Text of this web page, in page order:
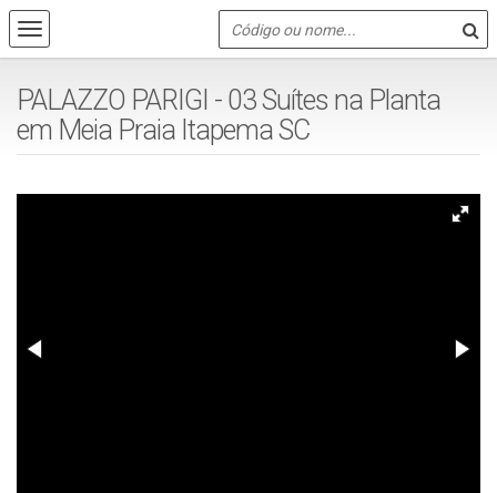
PALAZZO PARIGI - 03 Suítes na Planta
em Meia Praia Itapema SC